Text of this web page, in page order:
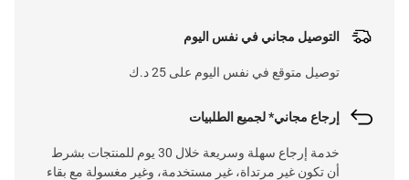
التوصيل مجاني في نفس اليوم
توصيل متوقع في نفس اليوم على 25 د.ك
إرجاع مجاني* لجميع الطلبيات
خدمة إرجاع سهلة وسريعة خلال 30 يوم للمنتجات بشرط
أن تكون غير مرتداة، غير مستخدمة، وغير مغسولة مع بقاء